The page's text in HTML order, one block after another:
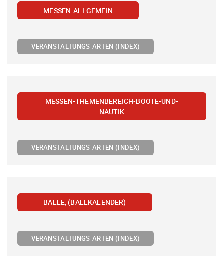
MESSEN-ALLGEMEIN
VERANSTALTUNGS-ARTEN (INDEX)
MESSEN-THEMENBEREICH-BOOTE-UND-
NAUTIK
VERANSTALTUNGS-ARTEN (INDEX)
BÄLLE, (BALLKALENDER)
VERANSTALTUNGS-ARTEN (INDEX)